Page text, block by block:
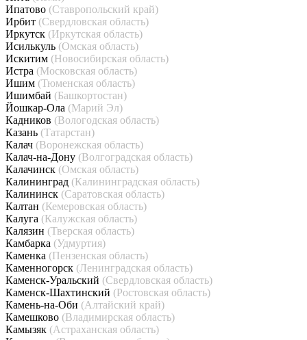
Ипатово (Ставропольский край)
Ирбит (Свердловская область)
Иркутск (Иркутская область)
Исилькуль (Омская область)
Искитим (Новосибирская область)
Истра (Московская область)
Ишим (Тюменская область)
Ишимбай (Башкортостан)
Йошкар-Ола (Марий Эл)
Кадников (Вологодская область)
Казань (Татарстан)
Калач (Воронежская область)
Калач-на-Дону (Волгоградская область)
Калачинск (Омская область)
Калининград (Калининградская область)
Калининск (Саратовская область)
Калтан (Кемеровская область)
Калуга (Калужская область)
Калязин (Тверская область)
Камбарка (Удмуртия)
Каменка (Пензенская область)
Каменногорск (Ленинградская область)
Каменск-Уральский (Свердловская область)
Каменск-Шахтинский (Ростовская область)
Камень-на-Оби (Алтайский край)
Камешково (Владимирская область)
Камызяк (Астраханская область)